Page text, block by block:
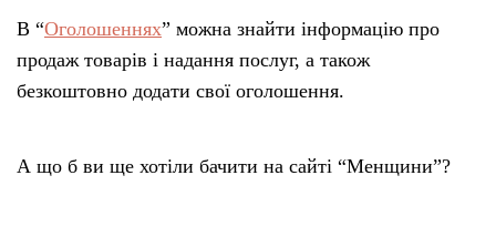
В “Оголошеннях” можна знайти інформацію про
продаж товарів і надання послуг, а також
безкоштовно додати свої оголошення.
А що б ви ще хотіли бачити на сайті “Менщини”?